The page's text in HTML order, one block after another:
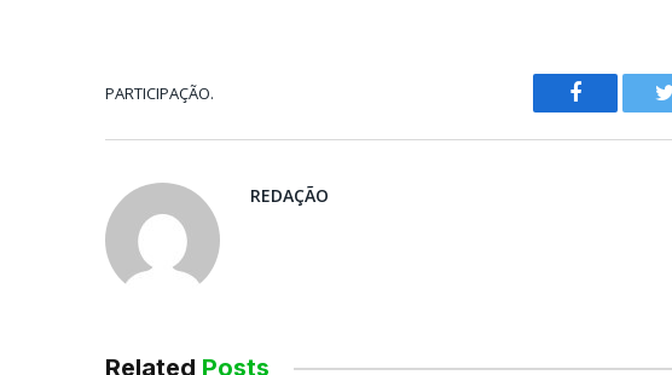
PARTICIPAÇÃO.
o
REDAÇÃO
Related Posts